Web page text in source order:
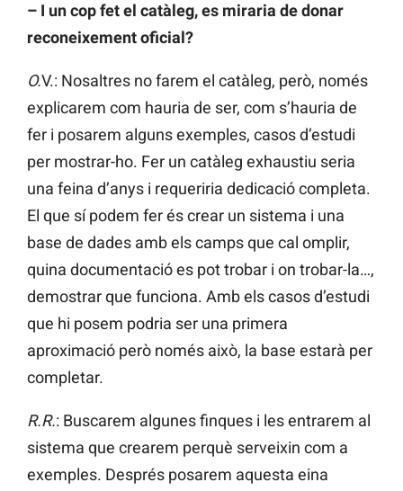
– I un cop fet el catàleg, es miraria de donar
reconeixement oficial?
O.V.: Nosaltres no farem el catàleg, però, només
explicarem com hauria de ser, com s’hauria de
fer i posarem alguns exemples, casos d’estudi
per mostrar-ho. Fer un catàleg exhaustiu seria
una feina d’anys i requeriria dedicació completa.
El que sí podem fer és crear un sistema i una
base de dades amb els camps que cal omplir,
quina documentació es pot trobar i on trobar-la…,
demostrar que funciona. Amb els casos d’estudi
que hi posem podria ser una primera
aproximació però només això, la base estarà per
completar.
R.R.: Buscarem algunes finques i les entrarem al
sistema que crearem perquè serveixin com a
exemples. Després posarem aquesta eina